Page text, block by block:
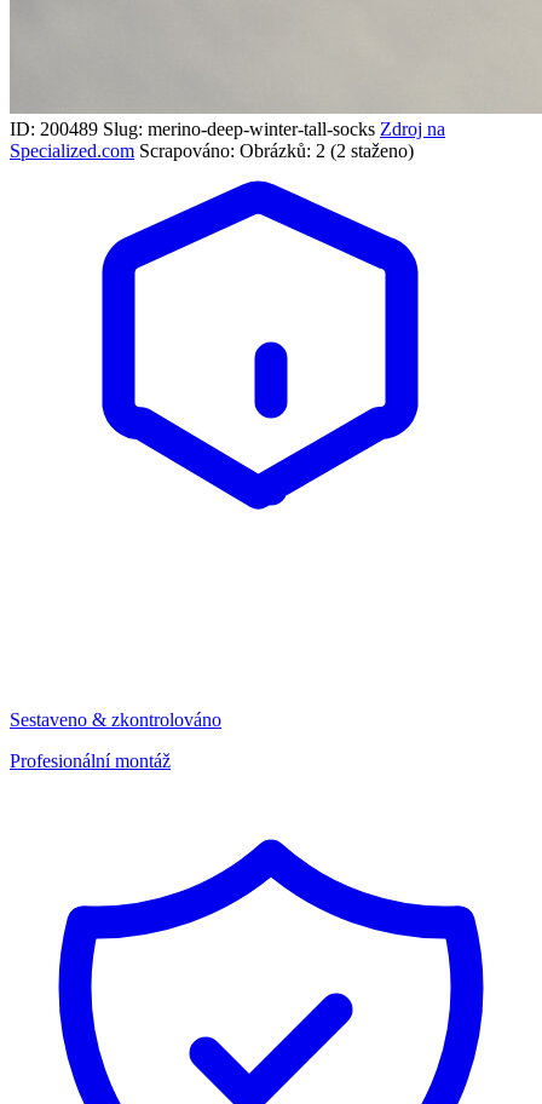
ID: 200489 Slug: merino-deep-winter-tall-socks Zdroj na
Specialized.com Scrapováno: Obrázků: 2 (2 staženo)
Sestaveno & zkontrolováno
Profesionální montáž